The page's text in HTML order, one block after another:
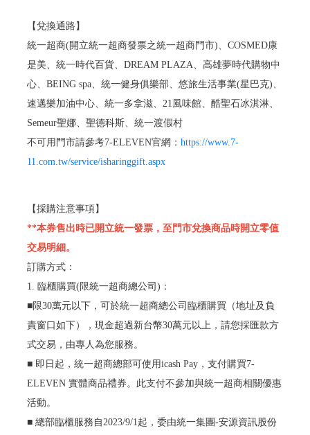
【兌換通路】
統一超商(開立統一超商發票之統一超商門市)、COSMED康
是美、統一時代百貨、DREAM PLAZA、高雄夢時代購物中
心、BEING spa、統一健身俱樂部、悠旅生活事業(星巴克)、
速邁樂加油中心、統一多拿滋、21風味館、酷聖石冰淇淋、
Semeur聖娜、聖德科斯、統一渡假村
不可用門市請參考7-ELEVEN官網： https://www.7-
11.com.tw/service/isharinggift.aspx
【採購注意事項】
**本券售出時已開立統一發票，至門市兌換商品時開立零值
交易明細。
訂購方式：
1. 臨櫃購買(限統一超商總公司)：
■限30萬元以下，可於統一超商總公司臨櫃購買（地址及負
責窗口如下），現金超過新台幣30萬元以上，請您採匯款方
式交易，由專人為您服務。
■ 即日起，統一超商總部可使用icash Pay，支付購買7-
ELEVEN 實體商品禮券。此支付不參加與統一超商相關優惠
活動。
■ 總部臨櫃服務自2023/9/1起，委由統一集團-安源資訊股份